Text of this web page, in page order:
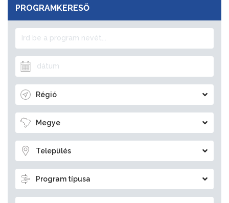
PROGRAMKERESŐ
Régió
Megye
Település
Program típusa